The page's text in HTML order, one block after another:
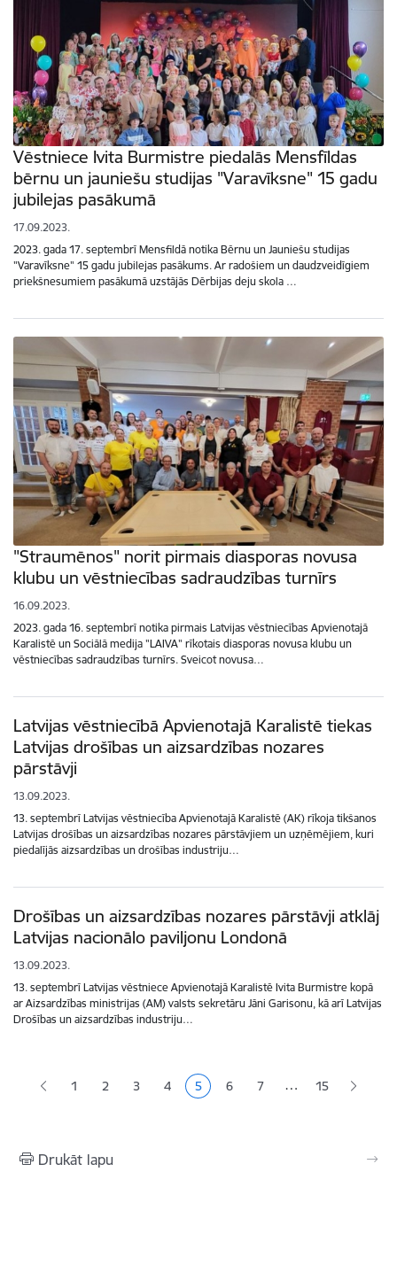
Vēstniece Ivita Burmistre piedalās Mensfīldas
bērnu un jauniešu studijas "Varavīksne" 15 gadu
jubilejas pasākumā
17.09.2023.
2023. gada 17. septembrī Mensfildā notika Bērnu un Jauniešu studijas
"Varavīksne" 15 gadu jubilejas pasākums. Ar radošiem un daudzveidīgiem
priekšnesumiem pasākumā uzstājās Dērbijas deju skola …
"Straumēnos" norit pirmais diasporas novusa
klubu un vēstniecības sadraudzības turnīrs
16.09.2023.
2023. gada 16. septembrī notika pirmais Latvijas vēstniecības Apvienotajā
Karalistē un Sociālā medija "LAIVA" rīkotais diasporas novusa klubu un
vēstniecības sadraudzības turnīrs. Sveicot novusa…
Latvijas vēstniecībā Apvienotajā Karalistē tiekas
Latvijas drošības un aizsardzības nozares
pārstāvji
13.09.2023.
13. septembrī Latvijas vēstniecība Apvienotajā Karalistē (AK) rīkoja tikšanos
Latvijas drošības un aizsardzības nozares pārstāvjiem un uzņēmējiem, kuri
piedalījās aizsardzības un drošības industriju…
Drošības un aizsardzības nozares pārstāvji atklāj
Latvijas nacionālo paviljonu Londonā
13.09.2023.
13. septembrī Latvijas vēstniece Apvienotajā Karalistē Ivita Burmistre kopā
ar Aizsardzības ministrijas (AM) valsts sekretāru Jāni Garisonu, kā arī Latvijas
Drošības un aizsardzības industriju…
1 Lapa
2 Lapa
3 Lapa
4 Pašreizējā lapa
5 Lapa
6 Lapa
7 … 15
Drukāt lapu